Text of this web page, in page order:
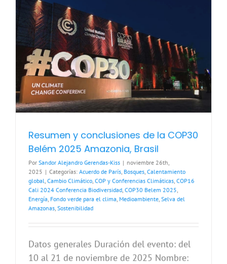
Resumen y conclusiones de la COP30
Belém 2025 Amazonia, Brasil
Por Sandor Alejandro Gerendas-Kiss | noviembre 26th,
2025 | Categorías: Acuerdo de París Bosques Calentamiento
global Cambio Climático COP y Conferencias Climáticas COP16
Cali 2024 Conferencia Biodiversidad COP30 Belem 2025
Energía Fondo verde para el clima Medioambiente Selva del
Amazonas Sostenibilidad
Datos generales Duración del evento: del
10 al 21 de noviembre de 2025 Nombre: